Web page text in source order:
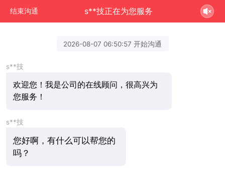
结束沟通 s**技正在为您服务
2026-08-07 06:50:57 开始沟通
s**技
欢迎您！我是公司的在线顾问，很高兴为
您服务！
s**技
您好啊，有什么可以帮您的
吗？